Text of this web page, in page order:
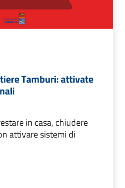
Tamburi: attivate
in casa, chiudere
attivare sistemi di